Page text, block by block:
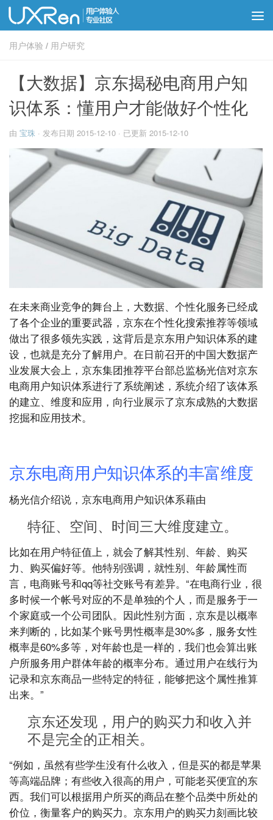
用户体验 / 用户研究
【大数据】京东揭秘电商用户知
识体系：懂用户才能做好个性化
由 宝珠 · 发布日期 2015-12-10 · 已更新 2015-12-10
在未来商业竞争的舞台上，大数据、个性化服务已经成
了各个企业的重要武器，京东在个性化搜索推荐等领域
做出了很多领先实践，这背后是京东用户知识体系的建
设，也就是充分了解用户。在日前召开的中国大数据产
业发展大会上，京东集团推荐平台部总监杨光信对京东
电商用户知识体系进行了系统阐述，系统介绍了该体系
的建立、维度和应用，向行业展示了京东成熟的大数据
挖掘和应用技术。
京东电商用户知识体系的丰富维度
杨光信介绍说，京东电商用户知识体系藉由
特征、空间、时间三大维度建立。
比如在用户特征值上，就会了解其性别、年龄、购买
力、购买偏好等。他特别强调，就性别、年龄属性而
言，电商账号和qq等社交账号有差异。“在电商行业，很
多时候一个帐号对应的不是单独的个人，而是服务于一
个家庭或一个公司团队。因此性别方面，京东是以概率
来判断的，比如某个账号男性概率是30%多，服务女性
概率是60%多等，对年龄也是一样的，我们也会算出账
户所服务用户群体年龄的概率分布。通过用户在线行为
记录和京东商品一些特定的特征，能够把这个属性推算
出来。”
京东还发现，用户的购买力和收入并
不是完全的正相关。
“例如，虽然有些学生没有什么收入，但是买的都是苹果
等高端品牌；有些收入很高的用户，可能老买便宜的东
西。我们可以根据用户所买的商品在整个品类中所处的
价位，衡量客户的购买力。京东用户的购买力刻画比较